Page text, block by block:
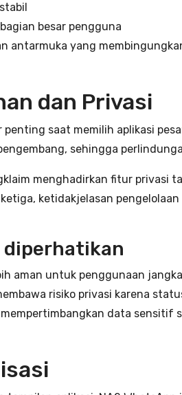
besar pengguna
antarmuka yang
dan Privasi
saat memilih aplikasi
sehingga
menghadirkan fitur privasi
ketidakjelasan
diperhatikan
aman untuk penggunaan
risiko privasi karena
data sensitif